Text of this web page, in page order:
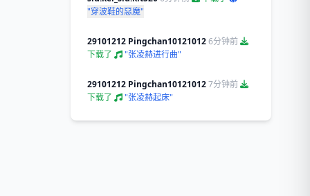
"穿波鞋的惡魔"
29101212 Pingchan101210126分钟前
下载了
"张凌赫进行曲"
29101212 Pingchan101210127分钟前
下载了
"张凌赫起床"